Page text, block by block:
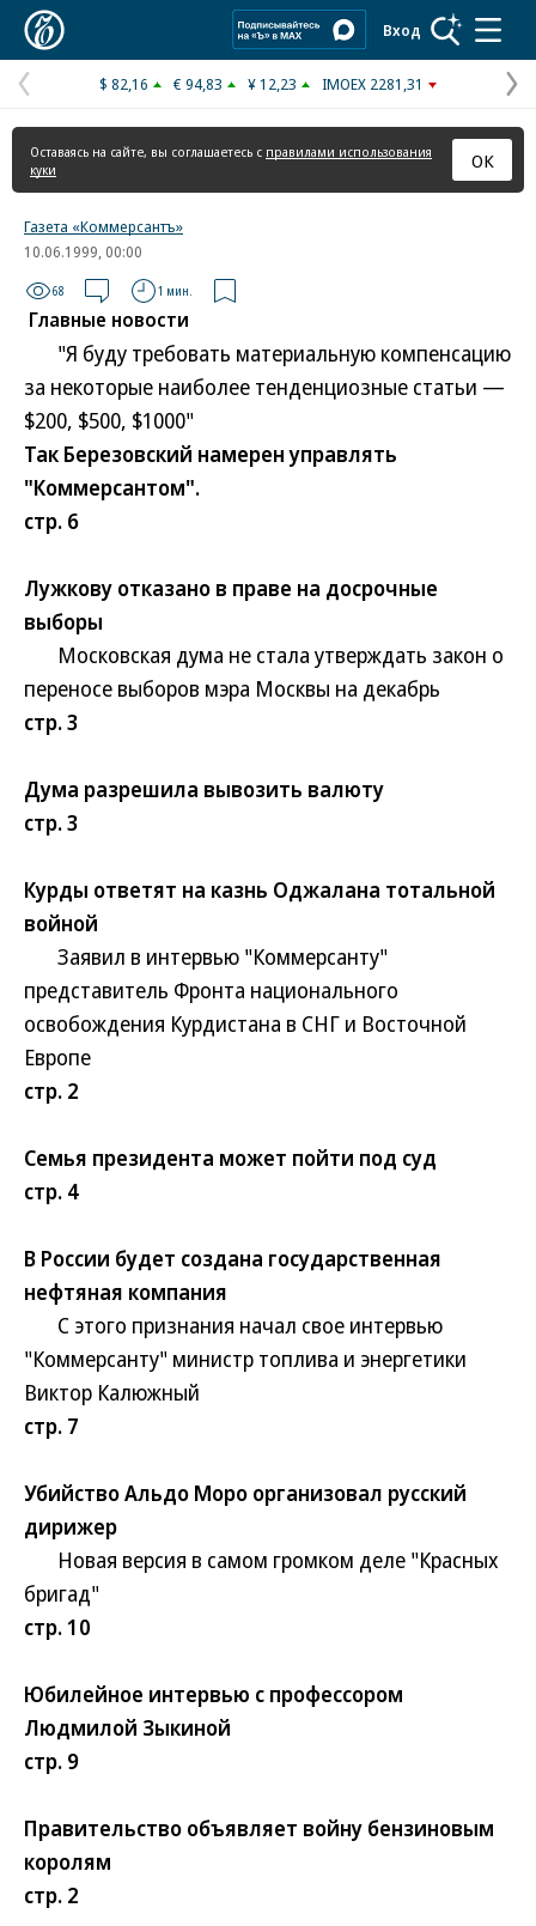
Вход
Предыдущая
страница
$ 82,16 € 94,83 ¥ 12,23 IMOEX 2281,31
Оставаясь на сайте, вы соглашаетесь с правилами использования
куки
ОК
Газета «Коммерсантъ»
10.06.1999, 00:00
68 1 мин.
Главные новости
"Я буду требовать материальную компенсацию
за некоторые наиболее тенденциозные статьи —
$200, $500, $1000"
Так Березовский намерен управлять
"Коммерсантом".
стр. 6
Лужкову отказано в праве на досрочные
выборы
Московская дума не стала утверждать закон о
переносе выборов мэра Москвы на декабрь
стр. 3
Дума разрешила вывозить валюту
стр. 3
Курды ответят на казнь Оджалана тотальной
войной
Заявил в интервью "Коммерсанту"
представитель Фронта национального
освобождения Курдистана в СНГ и Восточной
Европе
стр. 2
Семья президента может пойти под суд
стр. 4
В России будет создана государственная
нефтяная компания
С этого признания начал свое интервью
"Коммерсанту" министр топлива и энергетики
Виктор Калюжный
стр. 7
Убийство Альдо Моро организовал русский
дирижер
Новая версия в самом громком деле "Красных
бригад"
стр. 10
Юбилейное интервью с профессором
Людмилой Зыкиной
стр. 9
Правительство объявляет войну бензиновым
королям
стр. 2